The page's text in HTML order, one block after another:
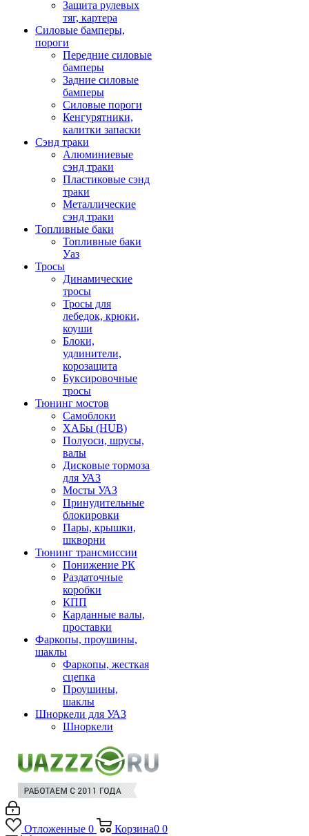
Защита рулевых
тяг, картера
Силовые бамперы,
пороги
Передние силовые
бамперы
Задние силовые
бамперы
Силовые пороги
Кенгурятники,
калитки запаски
Сэнд траки
Алюминиевые
сэнд траки
Пластиковые сэнд
траки
Металлические
сэнд траки
Топливные баки
Топливные баки
Уаз
Тросы
Динамические
тросы
Тросы для
лебедок, крюки,
коуши
Блоки,
удлинители,
корозащита
Буксировочные
тросы
Тюнинг мостов
Самоблоки
ХАБы (HUB)
Полуоси, шрусы,
валы
Дисковые тормоза
для УАЗ
Мосты УАЗ
Принудительные
блокировки
Пары, крышки,
шкворни
Тюнинг трансмиссии
Понижение РК
Раздаточные
коробки
КПП
Карданные валы,
проставки
Фаркопы, проушины,
шаклы
Фаркопы, жесткая
сцепка
Проушины,
шаклы
Шноркели для УАЗ
Шноркели
Отложенные 0 Корзина0 0